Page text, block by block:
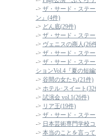
-> ザ・サード・ステ
ン』(4件)
-> どん底(29件)
-> ザ・サード・ステ
-> ヴェニスの商人(26
-> ザ・サード・ステ
-> ザ・サード・ステ
ションVol.4『夏の短
-> 谷間の女たち(21件)
-> ホテル･スイート(32
-> 試演会 vol.1(26件)
-> リア王(19件)
-> ザ・サード・ステ
-> 日本芸術専門学校
-> 本当のことを言っ